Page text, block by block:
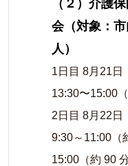
（２）介護
会（対象：
人）
1日目 8月21日
13:30〜15:00
2日目 8月22日
9:30～11:00（
15:00（約 90 分